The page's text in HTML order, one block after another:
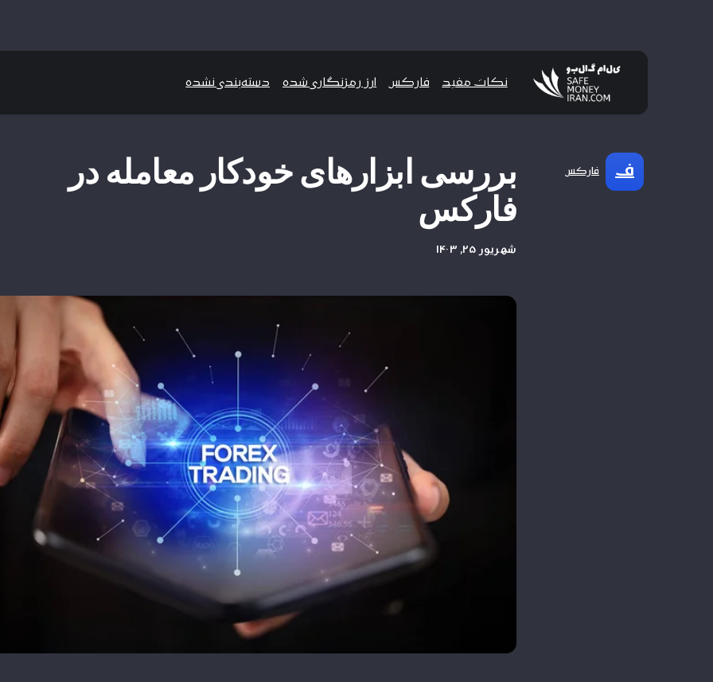
نکات مفید فارکس ارز رمزنگاری شده دسته‌بندی نشده
ف فارکس
بررسی ابزارهای خودکار معامله در
فارکس
شهریور ۲۵, ۱۴۰۳